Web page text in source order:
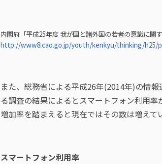
内閣府「平成25年度 我が国と諸外国の若者の意識に関す
http://www8.cao.go.jp/youth/kenkyu/thinking/h25/
また、総務省による平成26年(2014年)の情
る調査の結果によるとスマートフォン利用率
増加率を踏まえると現在ではその数は増えて
スマートフォン利用率